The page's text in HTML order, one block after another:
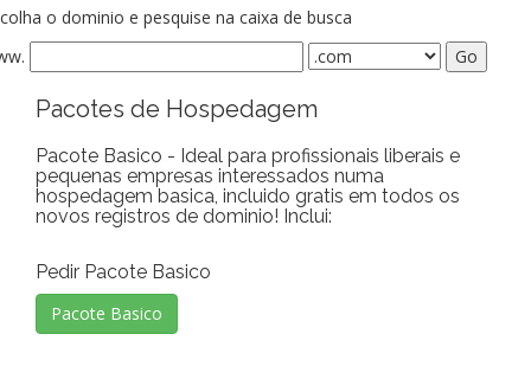
o dominio e pesquise na caixa de busca
Pacotes de Hospedagem
Pacote Basico - Ideal para profissionais liberais e
pequenas empresas interessados numa
hospedagem basica, incluido gratis em todos os
novos registros de dominio! Inclui:
Pedir Pacote Basico